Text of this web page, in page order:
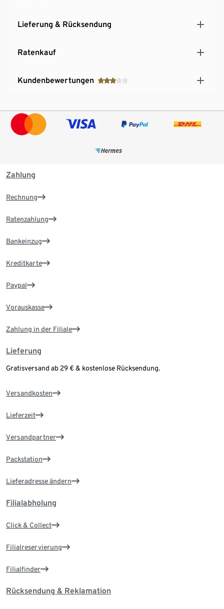
Lieferung & Rücksendung
Ratenkauf
Kundenbewertungen
Zahlung
Rechnung
Ratenzahlung
Bankeinzug
Kreditkarte
Paypal
Vorauskasse
Zahlung in der Filiale
Lieferung
Gratisversand ab 29 € & kostenlose Rücksendung.
Versandkosten
Lieferzeit
Versandpartner
Packstation
Lieferadresse ändern
Filialabholung
Click & Collect
Filialreservierung
Filialfinder
Rücksendung & Reklamation